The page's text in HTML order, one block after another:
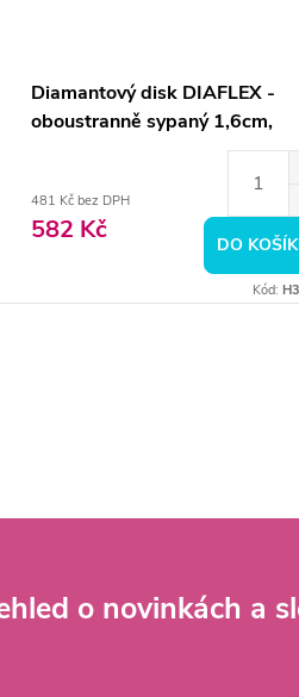
Diamantový disk DIAFLEX -
oboustranně sypaný 1,6cm,
481 Kč bez DPH
582 Kč DO
Kód:
o novinkách a